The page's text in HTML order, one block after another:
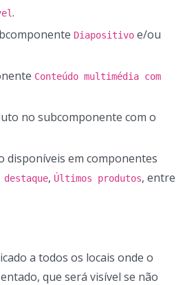
.
Diapositivo e/ou
Conteúdo multimédia com
no subcomponente com o
disponíveis em componentes
destaque, Últimos produtos, entre
a todos os locais onde o
que será visível se não